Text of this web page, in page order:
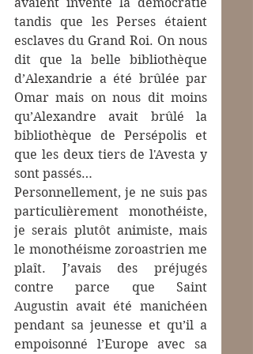
tandis que les Perses étaient
esclaves du Grand Roi. On nous
dit que la belle bibliothèque
d’Alexandrie a été brûlée par
Omar mais on nous dit moins
qu’Alexandre avait brûlé la
bibliothèque de Persépolis et
que les deux tiers de l'Avesta y
sont passés…
Personnellement, je ne suis pas
particulièrement monothéiste,
je serais plutôt animiste, mais
le monothéisme zoroastrien me
plaît. J’avais des préjugés
contre parce que Saint
Augustin avait été manichéen
pendant sa jeunesse et qu’il a
empoisonné l’Europe avec sa